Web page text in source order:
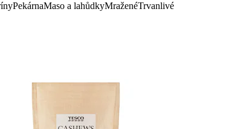
PekárnaMaso a lahůdkyMraženéTrvanlivé